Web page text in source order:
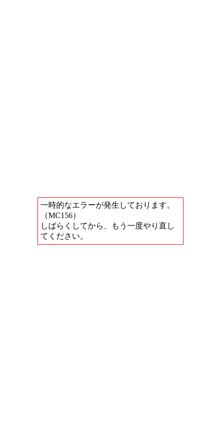
一時的なエラーが発生しております。
（MC156）
しばらくしてから、もう一度やり直し
てください。